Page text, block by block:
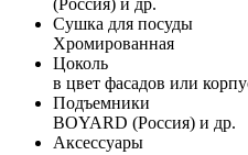
Сушка для посуды
Хромированная
Цоколь
в цвет фасадов или
Подъемники
BOYARD (Россия) и др.
Аксессуары